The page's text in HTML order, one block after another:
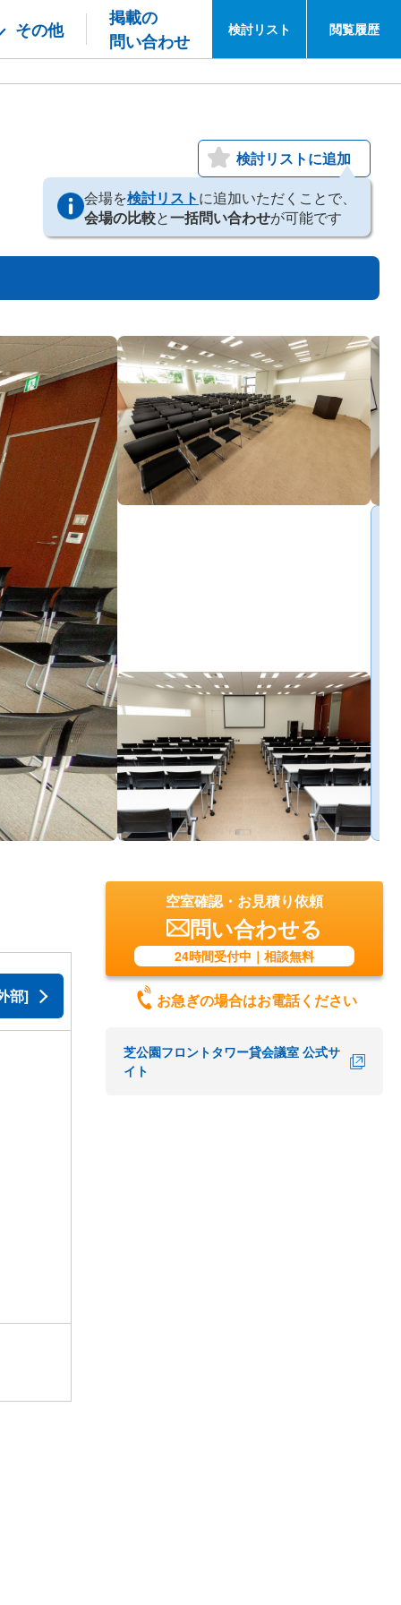
その他
掲載の
問い合わせ
検討リスト 閲覧履歴
検討リストに追加
会場を検討リストに追加いただくことで、
会場の比較と一括問い合わせが可能です
部]
空室確認・お見積り依頼
問い合わせる
24時間受付中｜相談無料
お急ぎの場合はお電話ください
芝公園フロントタワー貸会議室 公式サ
イト